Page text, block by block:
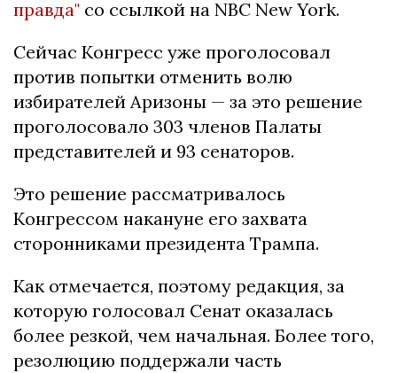
правда" со ссылкой на NBC New York.
Сейчас Конгресс уже проголосовал
против попытки отменить волю
избирателей Аризоны — за это решение
проголосовало 303 членов Палаты
представителей и 93 сенаторов.
Это решение рассматривалось
Конгрессом накануне его захвата
сторонниками президента Трампа.
Как отмечается, поэтому редакция, за
которую голосовал Сенат оказалась
более резкой, чем начальная. Более того,
резолюцию поддержали часть